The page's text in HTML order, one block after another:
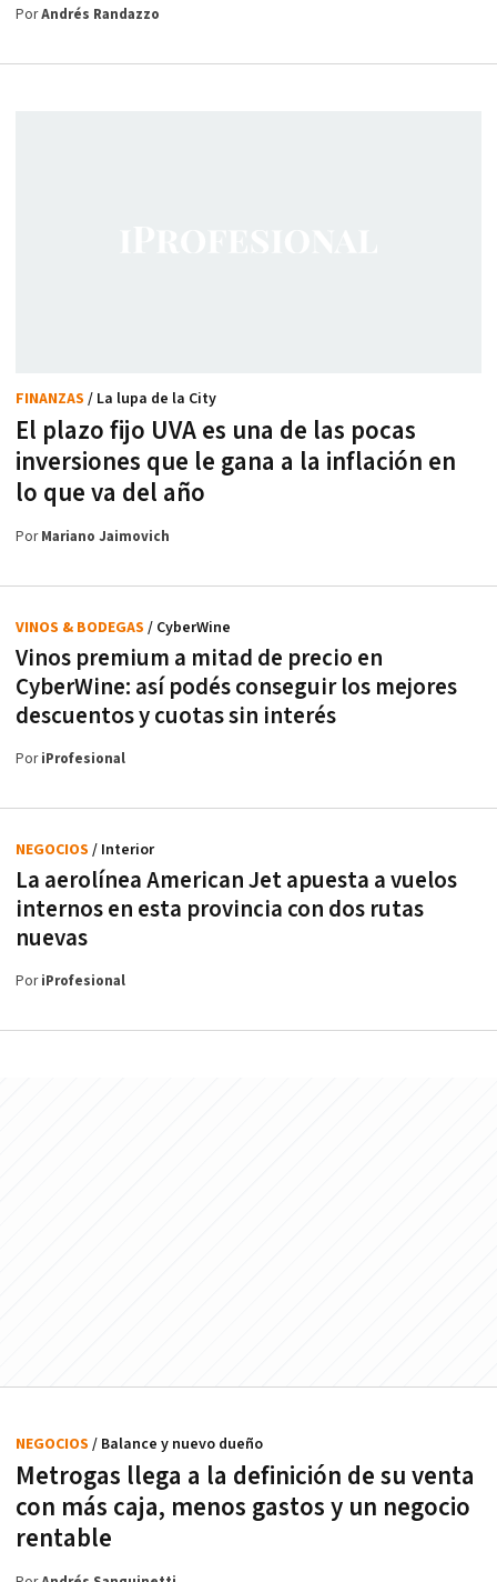
PorAndrés Randazzo
El plazo fijo UVA es una de las pocas
inversiones que le gana a la inflación en
lo que va del año
FINANZAS / La lupa de la City
PorMariano Jaimovich
Vinos premium a mitad de precio en
CyberWine: así podés conseguir los mejores
descuentos y cuotas sin interés
VINOS & BODEGAS / CyberWine
PoriProfesional
La aerolínea American Jet apuesta a vuelos
internos en esta provincia con dos rutas
nuevas
NEGOCIOS / Interior
PoriProfesional
Metrogas llega a la definición de su venta
con más caja, menos gastos y un negocio
rentable
NEGOCIOS / Balance y nuevo dueño